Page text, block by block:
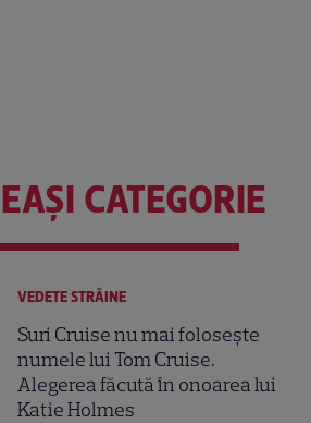
CATEGORIE
VEDETE STRĂINE
Suri Cruise nu mai folosește
numele lui Tom Cruise.
Alegerea făcută în onoarea lui
Katie Holmes